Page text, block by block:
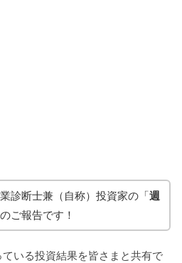
診断士兼（自称）投資家の「週
ご報告です！
いる投資結果を皆さまと共有で